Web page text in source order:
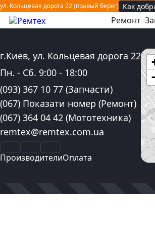
ул. Кольцевая дорога 22 (правый берег) Как
открыть или закрыть Ремонт
Адрес:
г.Киев, ул. Кольцевая дорога 22
График работы:
Пн. - Сб. 9:00 - 18:00
Контактные номера телефона:
(093) 367 10 77 (Запчасти)
(067) Показати номер (Ремонт)
(067) 364 04 42 (Мототехника)
Электронная почта:
remtex@remtex.com.ua
ПроизводителиОплата